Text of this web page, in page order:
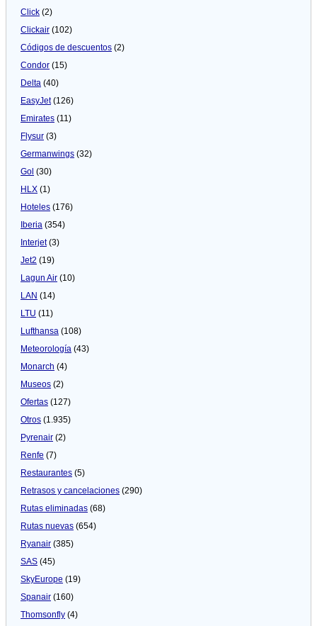
Click (2)
Clickair (102)
Códigos de descuentos (2)
Condor (15)
Delta (40)
EasyJet(126)
Emirates (11)
Flysur (3)
Germanwings (32)
Gol (30)
HLX (1)
Hoteles (176)
Iberia (354)
Interjet(3)
Jet2 (19)
Lagun Air (10)
LAN (14)
LTU (11)
Lufthansa (108)
Meteorologí­a (43)
Monarch (4)
Museos (2)
Ofertas (127)
Otros (1.935)
Pyrenair (2)
Renfe (7)
Restaurantes (5)
Retrasos y cancelaciones (290)
Rutas eliminadas (68)
Rutas nuevas (654)
Ryanair (385)
SAS (45)
SkyEurope (19)
Spanair (160)
Thomsonfly (4)